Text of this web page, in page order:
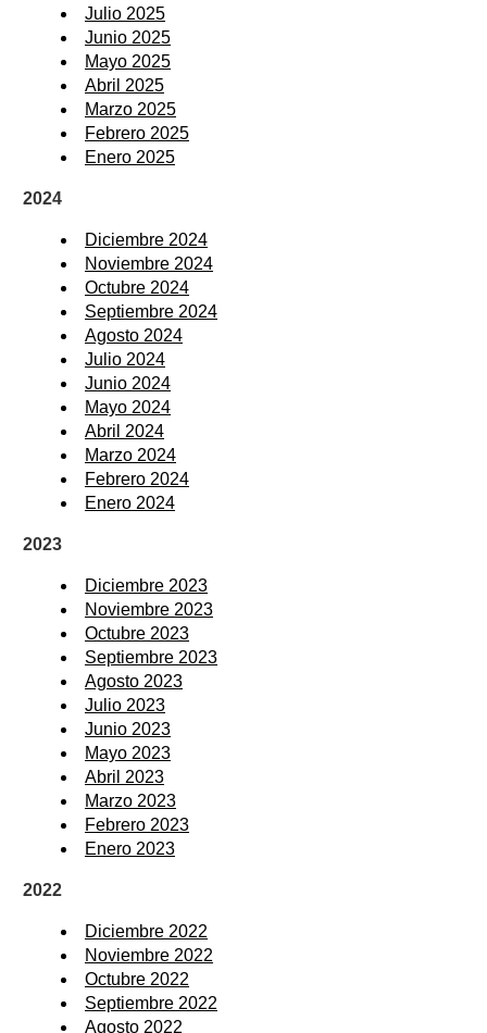
Julio 2025
Junio 2025
Mayo 2025
Abril 2025
Marzo 2025
Febrero 2025
Enero 2025
2024
Diciembre 2024
Noviembre 2024
Octubre 2024
Septiembre 2024
Agosto 2024
Julio 2024
Junio 2024
Mayo 2024
Abril 2024
Marzo 2024
Febrero 2024
Enero 2024
2023
Diciembre 2023
Noviembre 2023
Octubre 2023
Septiembre 2023
Agosto 2023
Julio 2023
Junio 2023
Mayo 2023
Abril 2023
Marzo 2023
Febrero 2023
Enero 2023
2022
Diciembre 2022
Noviembre 2022
Octubre 2022
Septiembre 2022
Agosto 2022